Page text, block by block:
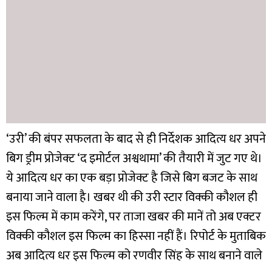
‘उरी’ की बंपर सफलता के बाद से ही निर्देशक आदित्य धर अपने
बिग ड्रीम प्रोजेक्ट ‘द इमोर्टल अश्वथामा’ की तैयारी में जुट गए थे।
ये आदित्य धर का एक बड़ा प्रोजेक्ट है जिसे बिग बजट के साथ
बनाया जाने वाला है। खबर थी की उरी स्टार विक्की कौशल ही
इस फिल्म में काम करेंगे, पर ताजा खबर की मानें तो अब एक्टर
विक्की कौशल इस फिल्म का हिस्सा नहीं हैं। रिपोर्ट के मुताबिक
अब आदित्य धर इस फिल्म को रणवीर सिंह के साथ बनाने वाले